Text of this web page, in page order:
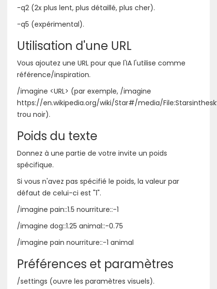
-q2 (2x plus lent, plus détaillé, plus cher).
-q5 (expérimental).
Utilisation d'une URL
Vous ajoutez une URL pour que l'IA l'utilise comme
référence/inspiration.
/imagine <URL> (par exemple, /imagine
https://en.wikipedia.org/wiki/Star#/media/
trou noir).
Poids du texte
Donnez à une partie de votre invite un poids
spécifique.
Si vous n'avez pas spécifié le poids, la valeur par
défaut de celui-ci est "1".
/imagine pain::1.5 nourriture::-1
/imagine dog::1.25 animal::-0.75
/imagine pain nourriture::-1 animal
Préférences et paramètres
/settings (ouvre les paramètres visuels).